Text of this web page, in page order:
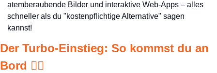
atemberaubende Bilder und interaktive Web-Apps – alles
schneller als du "kostenpflichtige Alternative" sagen
kannst!
Der Turbo-Einstieg: So kommst du an
Bord 🏄‍♀️